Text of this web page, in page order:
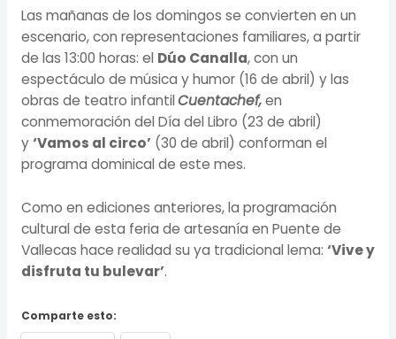
Las mañanas de los domingos se convierten en un
escenario, con representaciones familiares, a partir
de las 13:00 horas: el Dúo Canalla, con un
espectáculo de música y humor (16 de abril) y las
obras de teatro infantilCuentachef,en
conmemoración del Día del Libro (23 de abril)
y‘Vamos al circo’ (30 de abril) conforman el
programa dominical de este mes.
Como en ediciones anteriores, la programación
cultural de esta feria de artesanía en Puente de
Vallecas hace realidad su ya tradicional lema: ‘Vive y
disfruta tu bulevar’.
Comparte esto: